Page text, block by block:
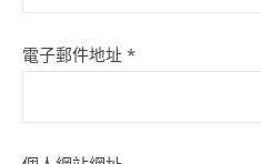
電子郵件地址 *